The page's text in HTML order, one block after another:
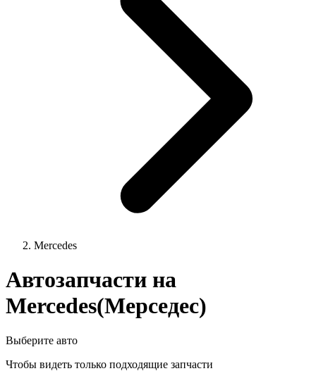
Mercedes
Автозапчасти на
Mercedes(Мерседес)
Выберите авто
Чтобы видеть только подходящие запчасти